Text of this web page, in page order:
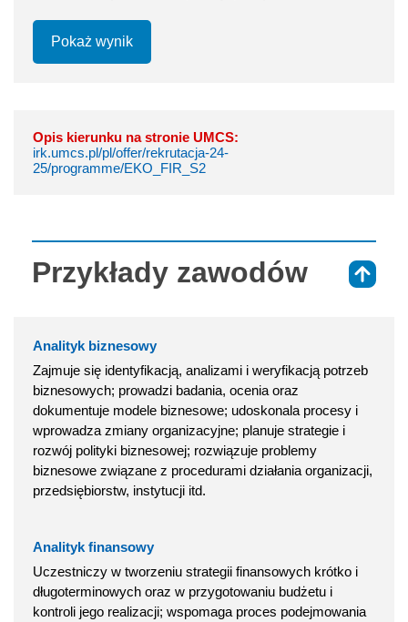
Pokaż wynik
Opis kierunku na stronie UMCS:
irk.umcs.pl/pl/offer/rekrutacja-24-
25/programme/EKO_FIR_S2
Przykłady zawodów
Analityk biznesowy
Zajmuje się identyfikacją, analizami i weryfikacją potrzeb
biznesowych; prowadzi badania, ocenia oraz
dokumentuje modele biznesowe; udoskonala procesy i
wprowadza zmiany organizacyjne; planuje strategie i
rozwój polityki biznesowej; rozwiązuje problemy
biznesowe związane z procedurami działania organizacji,
przedsiębiorstw, instytucji itd.
Analityk finansowy
Uczestniczy w tworzeniu strategii finansowych krótko i
długoterminowych oraz w przygotowaniu budżetu i
kontroli jego realizacji; wspomaga proces podejmowania